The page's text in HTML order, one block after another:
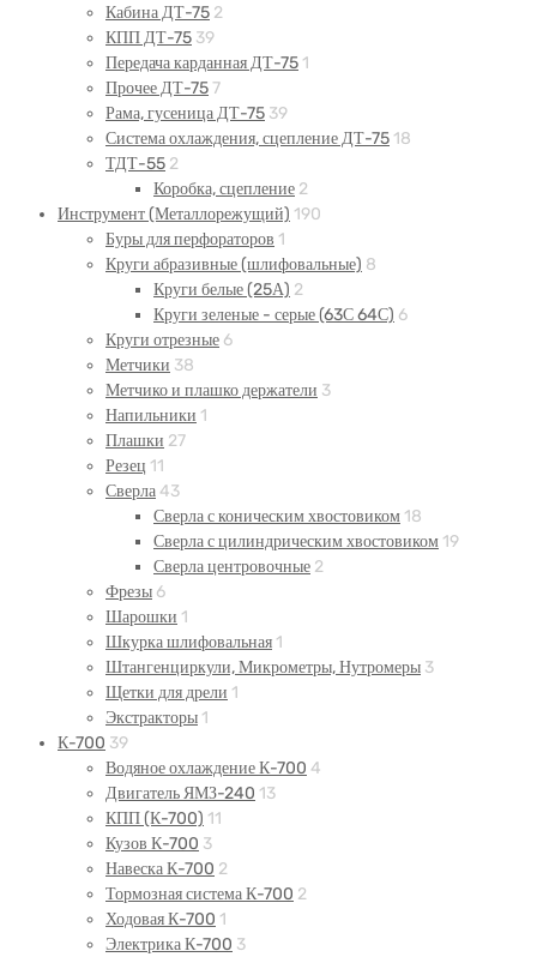
Кабина ДТ-75 2
КПП ДТ-75 39
Передача карданная ДТ-75 1
Прочее ДТ-757
Рама, гусеница ДТ-75 39
Система охлаждения, сцепление ДТ-75 18
ТДТ-55 2
Коробка, сцепление 2
Инструмент (Металлорежущий) 190
Буры для перфораторов 1
Круги абразивные (шлифовальные) 8
Круги белые (25А) 2
Круги зеленые - серые (63С 64С) 6
Круги отрезные 6
Метчики 38
Метчико и плашко держатели 3
Напильники 1
Плашки 27
Резец 11
Сверла 43
Сверла с коническим хвостовиком 18
Сверла с цилиндрическим хвостовиком 19
Сверла центровочные 2
Фрезы 6
Шарошки 1
Шкурка шлифовальная 1
Штангенциркули, Микрометры, Нутромеры 3
Щетки для дрели 1
Экстракторы 1
К-700 39
Водяное охлаждение К-700 4
Двигатель ЯМЗ-240 13
КПП (К-700) 11
Кузов К-700 3
Навеска К-700 2
Тормозная система К-700 2
Ходовая К-700 1
Электрика К-700 3